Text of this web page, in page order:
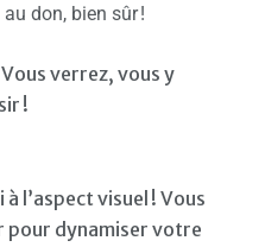
don, bien sûr !
verrez, vous y
!
l’aspect visuel ! Vous
pour dynamiser votre